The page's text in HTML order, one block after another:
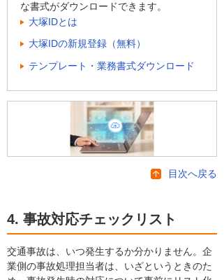
な書式がダウンロードできます。
大塚IDとは
大塚IDの新規登録（無料）
テンプレート・業務書式ダウンロード
目次へ戻る
4. 事故対応チェックリスト
交通事故は、いつ発生するか分かりません。企
業側の事故処理担当者は、いざというときのた